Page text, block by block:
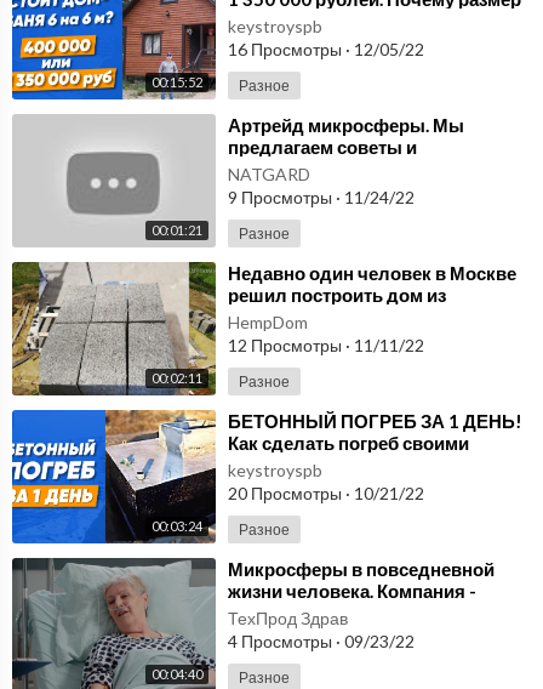
00:15:52
один, а цена в 3 раза дороже?
keystroyspb
16 Просмотры · 12/05/22
Разное
00:01:21
⁣Артрейд микросферы. Мы
предлагаем советы и
рекомендации о том, как вести
более здоровый образ жизни
NATGARD
9 Просмотры · 11/24/22
Разное
00:02:11
⁣Недавно один человек в Москве
решил построить дом из
конопляных блоков.
HempDom
12 Просмотры · 11/11/22
Разное
00:03:24
⁣БЕТОННЫЙ ПОГРЕБ ЗА 1 ДЕНЬ!
Как сделать погреб своими
руками?
keystroyspb
20 Просмотры · 10/21/22
Разное
00:04:40
⁣Микросферы в повседневной
жизни человека. Компания -
лидер производитель лечебных
микросфер.
ТехПрод Здрав
4 Просмотры · 09/23/22
Разное